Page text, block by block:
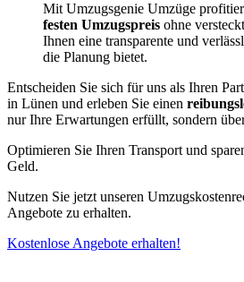
Mit Umzugsgenie Umzüge
festen Umzugspreis ohne
Ihnen eine transparente und
die Planung bietet.
Entscheiden Sie sich für uns als Ihren
in Lünen und erleben Sie einen
nur Ihre Erwartungen erfüllt, sondern
Optimieren Sie Ihren Transport und
Geld.
Nutzen Sie jetzt unseren
Angebote zu erhalten.
Kostenlose Angebote erhalten!